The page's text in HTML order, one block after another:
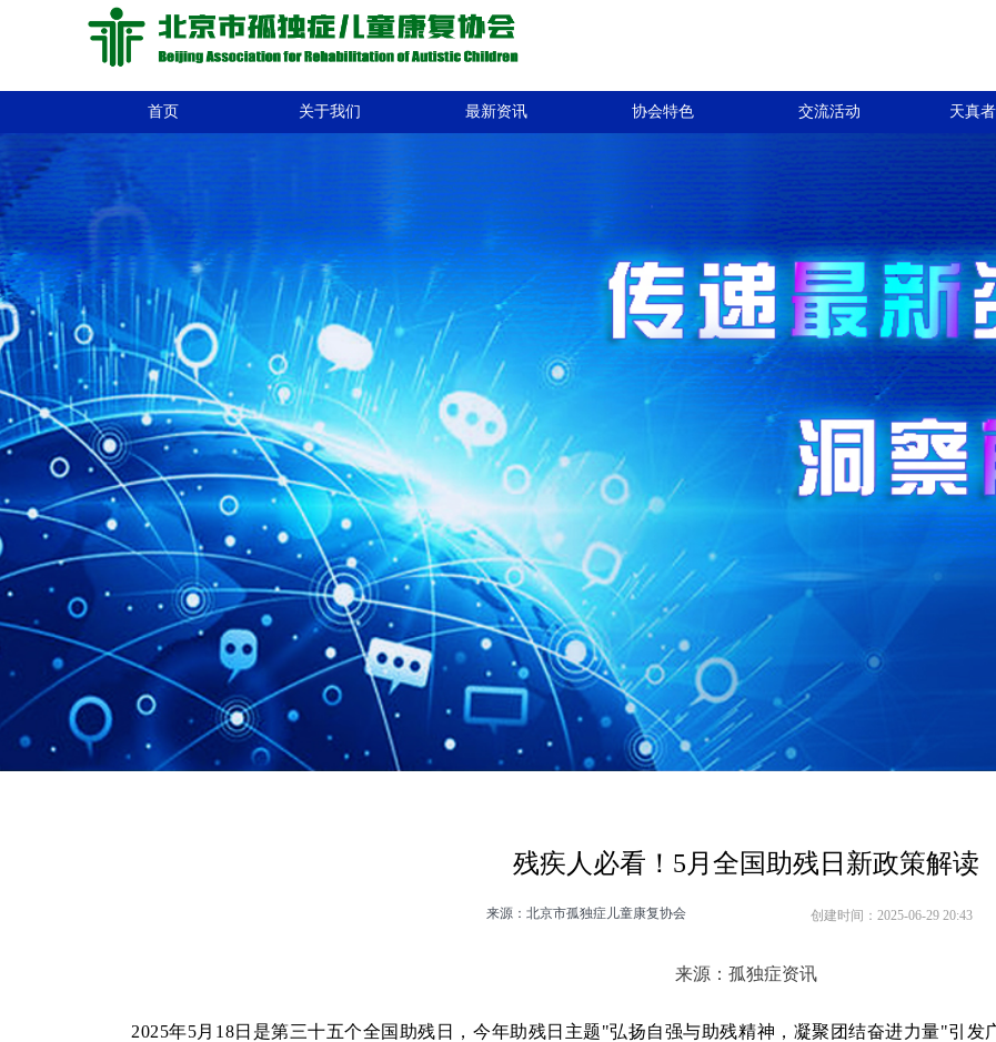
首页 关于我们 最新资讯 协会特色 交流活动 天真
残疾人必看！5月全国助残日新政策解读
来源：孤独症资讯
2025年5月18日是第三十五个全国助残日，今年助残日主题"弘扬自强与助残精神，凝聚团结奋进力量"引
来源：北京市孤独症儿童康复协会 创建时间： 2025-06-29 20:43